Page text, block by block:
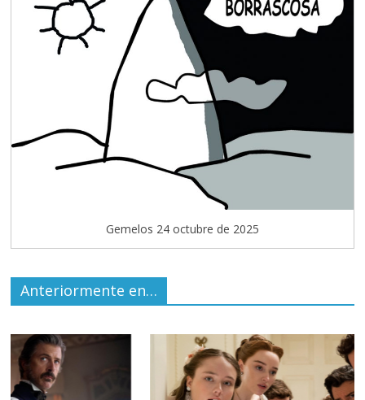
Gemelos 24 octubre de 2025
Anteriormente en…